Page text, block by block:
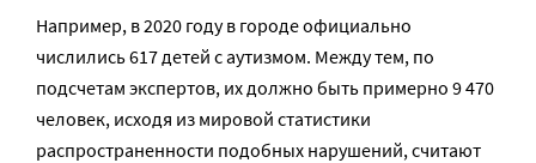
Например, в 2020 году в городе официально
числились 617 детей с аутизмом. Между тем, по
подсчетам экспертов, их должно быть примерно 9 470
человек, исходя из мировой статистики
распространенности подобных нарушений, считают